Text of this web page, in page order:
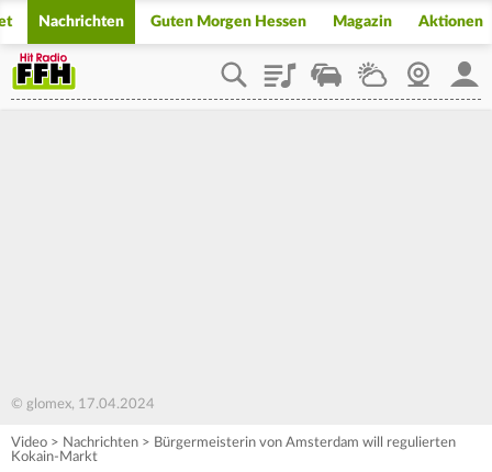
Nachrichten Guten Morgen Hessen Magazin Aktionen
PlaylistStaupilotWetterWebcam
© glomex, 17.04.2024
Video > Nachrichten > Bürgermeisterin von Amsterdam will regulierten
Kokain-Markt